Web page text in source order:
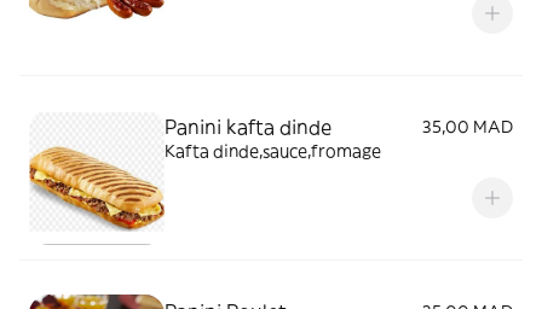
Panini kafta dinde
35,00 MAD
Kafta dinde,sauce,fromage